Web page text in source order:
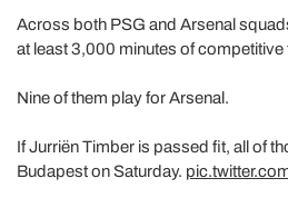
Across both PSG and Arsenal
at least 3,000 minutes of
Nine of them play for Arsenal.
If Jurriën Timber is passed fit, all of
Budapest on Saturday.